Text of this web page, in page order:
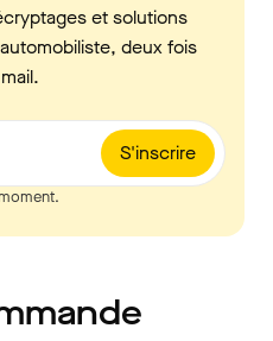
et solutions
deux fois
S'inscrire